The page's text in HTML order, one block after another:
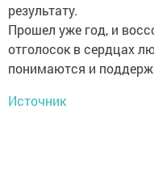
результату.
Прошел уже год, и
отголосок в сердцах
понимаются и
Источник